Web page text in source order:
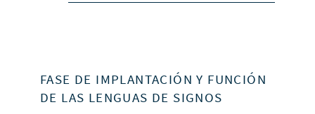
FASE DE IMPLANTACIÓN Y FUNCIÓN
DE LAS LENGUAS DE SIGNOS